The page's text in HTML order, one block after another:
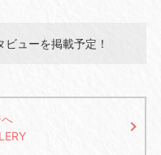
ューを掲載予定！